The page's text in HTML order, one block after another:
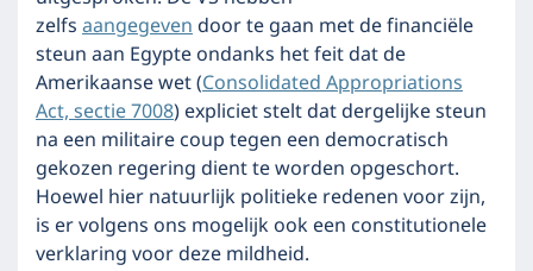
zelfsaangegevendoor te gaan met de financiële
steun aan Egypte ondanks het feit dat de
Amerikaanse wet (Consolidated Appropriations
Act, sectie 7008) expliciet stelt dat dergelijke steun
na een militaire coup tegen een democratisch
gekozen regering dient te worden opgeschort.
Hoewel hier natuurlijk politieke redenen voor zijn,
is er volgens ons mogelijk ook een constitutionele
verklaring voor deze mildheid.